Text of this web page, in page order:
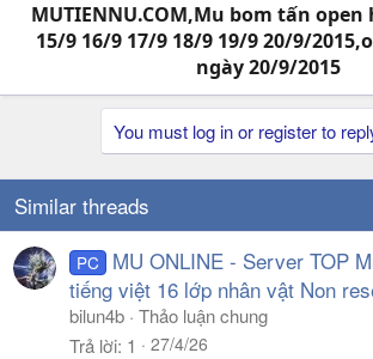
MUTIENNU.COM,Mu bom tấn
15/9 16/9 17/9 18/9 19/9 20/9/
ngày 20/9/2015​
You must log in or register to
Similar threads
PC
MU ONLINE - Server TOP
tiếng việt 16 lớp nhân vật Non
bilun4b Thảo luận chung
Trả lời 1 27/4/26